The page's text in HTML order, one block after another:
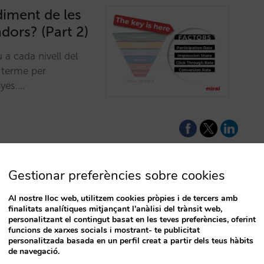
de les
(Part 2)
a cada nivell del
per
Hotels
termes? Saps
Ets
Gestionar preferències sobre cookies
Al nostre lloc web, utilitzem cookies pròpies i de tercers amb
finalitats analítiques mitjançant l'anàlisi del trànsit web,
personalitzant el contingut basat en les teves preferències, oferint
funcions de xarxes socials i mostrant- te publicitat
personalitzada basada en un perfil creat a partir dels teus hàbits
de navegació.